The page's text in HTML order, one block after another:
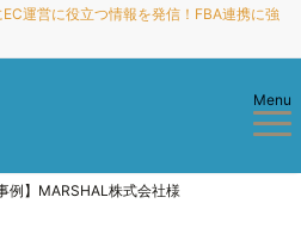
運営に役立つ情報を発信！FBA連携に強
Menu
例】MARSHAL株式会社様